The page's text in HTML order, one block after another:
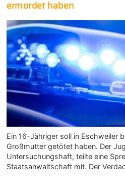
ermordet haben
Ein 16-Jähriger soll in Eschweiler
Großmutter getötet haben. Der
Untersuchungshaft, teilte eine
Staatsanwaltschaft mit. Der